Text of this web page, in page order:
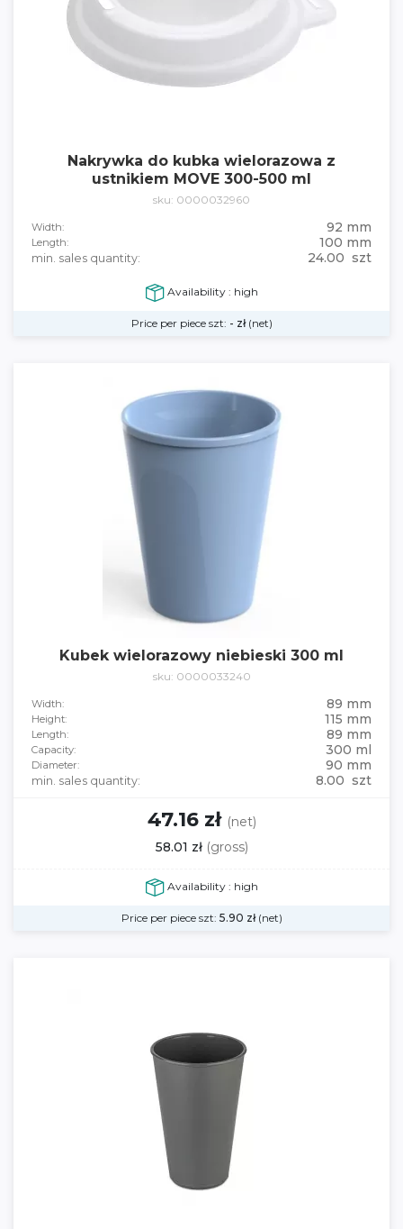
Nakrywka do kubka wielorazowa z
ustnikiem MOVE 300-500 ml
sku: 0000032960
Width: 92 mm
Length: 100 mm
min. sales quantity: 24.00 szt
Availability : high
Price per piece szt: - zł(net)
Kubek wielorazowy niebieski 300 ml
sku: 0000033240
Width: 89 mm
Height: 115 mm
Length: 89 mm
Capacity: 300 ml
Diameter: 90 mm
min. sales quantity: 8.00 szt
47.16 zł (net)
58.01 zł (gross)
Availability : high
Price per piece szt: 5.90 zł(net)